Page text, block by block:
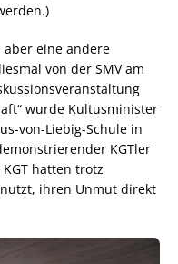
aber eine andere
von der SMV am
wurde Kultusminister
von-Liebig-Schule in
KGTler
hatten trotz
ihren Unmut direkt